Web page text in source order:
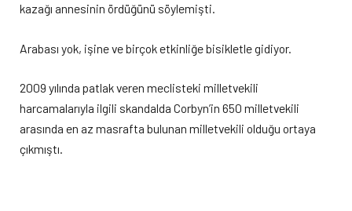
kazağı annesinin ördüğünü söylemişti.
Arabası yok, işine ve birçok etkinliğe bisikletle gidiyor.
2009 yılında patlak veren meclisteki milletvekili
harcamalarıyla ilgili skandalda Corbyn’in 650 milletvekili
arasında en az masrafta bulunan milletvekili olduğu ortaya
çıkmıştı.